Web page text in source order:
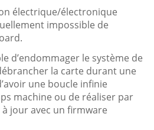
électrique/électronique
impossible de
d’endommager le système de
la carte durant une
une boucle infinie
machine ou de réaliser par
jour avec un firmware